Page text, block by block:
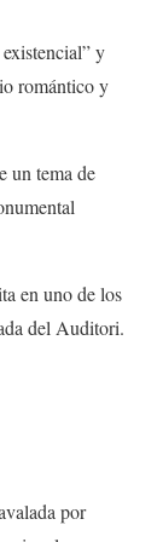
y
romántico y
un tema de
en uno de los
del Auditori.
por